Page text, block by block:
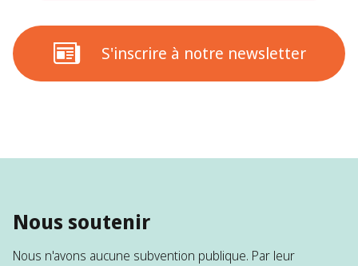
S'inscrire à notre newsletter
Nous soutenir
Nous n'avons aucune subvention publique. Par leur